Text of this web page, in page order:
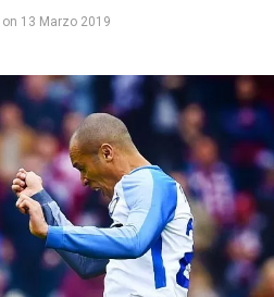
on 13 Marzo 2019